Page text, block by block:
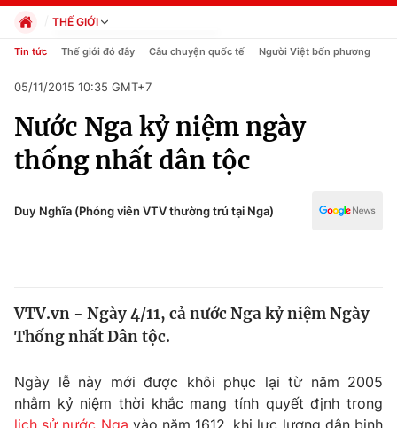
Chuyên mục
Chính trị
Tin tức
Kinh tế
THẾ GIỚI
Chính trị
Pháp luật
Kinh tế
Thể thao
Truyền hình
Y tế
Tin tức Thế giới đó đây Câu chuyện quốc tế Người Việt bốn phương
05/11/2015 10:35 GMT+7
Nước Nga kỷ niệm ngày
thống nhất dân tộc
Duy Nghĩa (Phóng viên VTV thường trú tại Nga)
VTV.vn - Ngày 4/11, cả nước Nga kỷ niệm Ngày
Thống nhất Dân tộc.
Ngày lễ này mới được khôi phục lại từ năm 2005
nhằm kỷ niệm thời khắc mang tính quyết định trong
lịch sử nước Nga vào năm 1612, khi lực lượng dân binh